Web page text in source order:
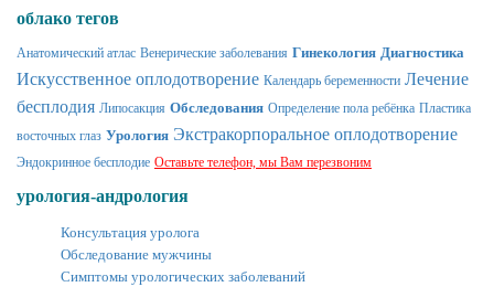
облако тегов
Анатомический атлас Венерические заболевания Гинекология Диагностика
Искусственное оплодотворение Календарь беременности Лечение
бесплодия Липосакция Обследования Определение пола ребёнка Пластика
восточных глаз Урология Экстракорпоральное оплодотворение
Эндокринное бесплодие Оставьте телефон, мы Вам перезвоним
урология-андрология
Консультация уролога
Обследование мужчины
Симптомы урологических заболеваний